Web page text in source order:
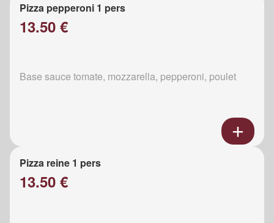
Pizza pepperoni 1 pers
13.50 €
Base sauce tomate, mozzarella, pepperoni, poulet
Pizza reine 1 pers
13.50 €